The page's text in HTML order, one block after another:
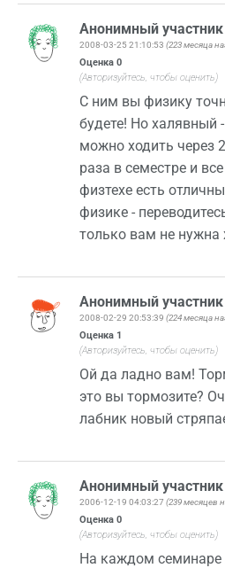
Анонимный
2008-03-25 21:10:53 (223 месяца
Оценка 0
(Авторизуйтесь, чтобы оценить)
С ним вы физику
будете! Но халявный
можно ходить через
раза в семестре и
физтехе есть
физике -
только вам не нужна
Анонимный
2008-02-29 20:53:39 (224 месяца
Оценка 1
(Авторизуйтесь, чтобы оценить)
Ой да ладно вам!
это вы тормозите?
лабник новый
Анонимный
2006-12-19 04:03:27 (239 месяцев
Оценка 0
(Авторизуйтесь, чтобы оценить)
На каждом семинаре